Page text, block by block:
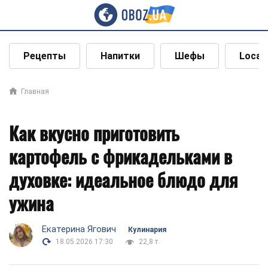
Рецепты Напитки Шефы Local
Главная
Как вкусно приготовить
картофель с фрикадельками в
духовке: идеальное блюдо для
ужина
Екатерина Ягович
Кулинария
18.05.2026 17:30
22,8 т.